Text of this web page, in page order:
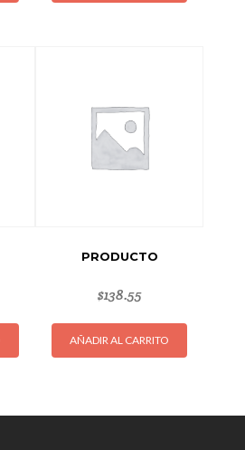
PRODUCTO
$138.55
AÑADIR AL CARRITO